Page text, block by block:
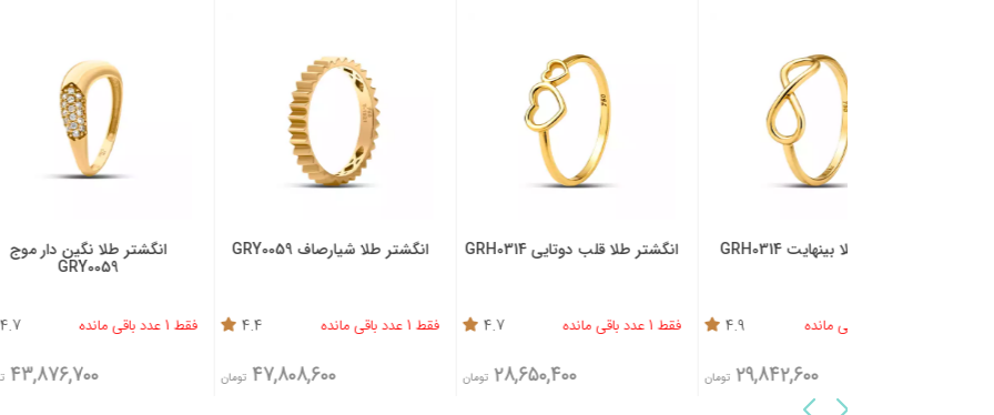
انگشتر طلا قلب دوتایی GRH0314
فقط 1 عدد باقی مانده 4.7
28,650,400
انگشتر طلا شیارصاف GRY0059
فقط 1 عدد باقی مانده 4.4
47,808,600
انگشتر طلا نگین دار موج
فقط 1 عدد باقی مانده 4.7
43,876,700
انگشتر طلا
فقط 1 عدد باقی مانده